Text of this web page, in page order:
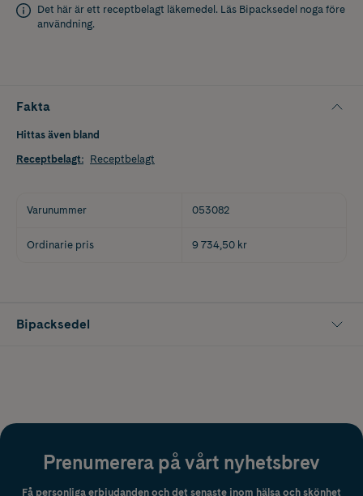
Det här är ett receptbelagt läkemedel. Läs Bipacksedel noga före
användning.
Fakta
Hittas även bland
Receptbelagt: Receptbelagt
Varunummer 053082
Ordinarie pris 9 734,50 kr
Bipacksedel
Prenumerera på vårt nyhetsbrev
Få personliga erbjudanden och det senaste inom hälsa och skönhet